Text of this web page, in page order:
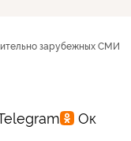
зарубежных СМИ